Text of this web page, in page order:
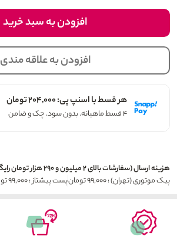
افزودن به سبد خرید
افزودن به علاقه مندی
هر قسط با اسنپ پی: ۲۰۴,۰۰۰ تومان
۴ قسط ماهیانه. بدون سود. چک و ضامن
هزینه ارسال (سفارشات بالای ۲ میلیون و ۲۹۰ هزار تومان رایگان می باشد)
پیک موتوری (تهران) : ۹۹,۰۰۰ تومان
پست پیشتاز : ۹۹,۰۰۰ تومان